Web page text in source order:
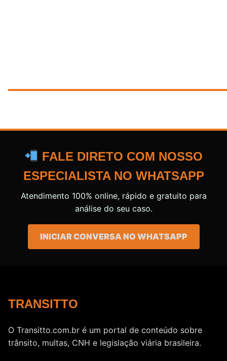
FALE DIRETO COM NOSSO
ESPECIALISTA NO WHATSAPP
Atendimento 100% online, rápido e gratuito para
análise do seu caso.
INICIAR CONVERSA NO WHATSAPP
TRANSITTO
O Transitto.com.br é um portal de conteúdo sobre
trânsito, multas, CNH e legislação viária brasileira.